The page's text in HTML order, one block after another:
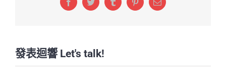
FacebookTwitterTumblrPinterestEmail:
發表迴響 Let's talk!